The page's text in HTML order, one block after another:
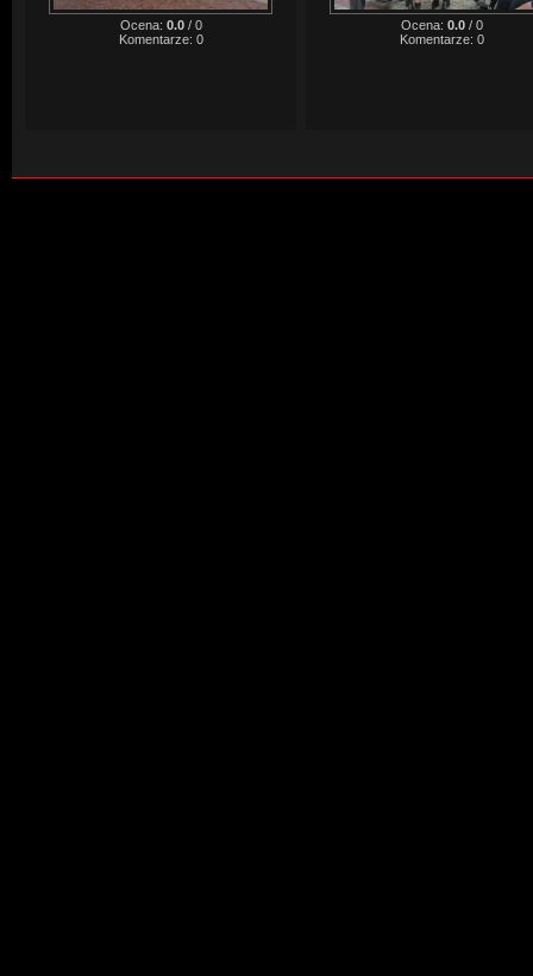
Ocena: 0.0/ 0
Komentarze: 0
Ocena: 0.0/ 0
Komentarze: 0